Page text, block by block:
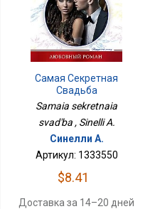
Самая Секретная
Свадьба
Samaia sekretnaia
svad'ba , Sinelli A.
Синелли А.
Артикул: 1333550
$8.41
Доставка за 14–20 дней